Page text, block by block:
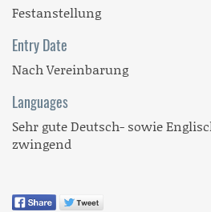
Festanstellung
Entry Date
Nach Vereinbarung
Languages
Sehr gute Deutsch- sowie
zwingend